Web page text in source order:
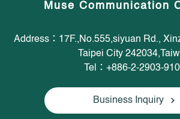
Muse Communication
Address：17F.,No.555,siyuan Rd.,
Taipei City
Tel：+886-2-2903-
Business Inquiry